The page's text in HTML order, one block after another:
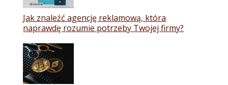
Jak znaleźć agencję reklamową, która
naprawdę rozumie potrzeby Twojej firmy?